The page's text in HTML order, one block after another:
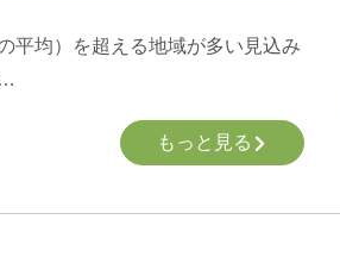
平均）を超える地域が多い見込み
もっと見る